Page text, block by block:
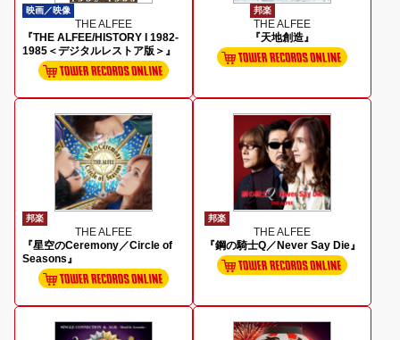
映画／映像
THE ALFEE
『THE ALFEE/HISTORY I 1982-
1985＜デジタルレストア版＞』
邦楽
THE ALFEE
『天地創造』
邦楽
THE ALFEE
『星空のCeremony／Circle of
Seasons』
邦楽
THE ALFEE
『鋼の騎士Q／Never Say Die』